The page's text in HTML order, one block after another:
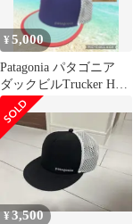
¥5,000
Patagonia パタゴニア
ダックビルTrucker Hat
キャップ
¥3,500